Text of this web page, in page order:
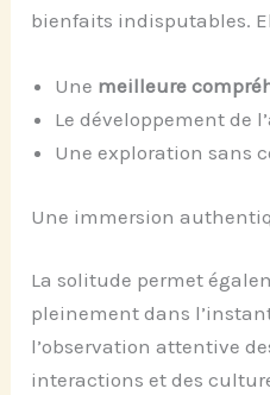
bienfaits indisputables.
Une meilleure
Le développement de
Une exploration sans
Une immersion
La solitude permet
pleinement dans
l’observation attentive
interactions et des